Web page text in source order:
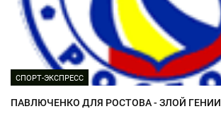
СПОРТ-ЭКСПРЕСС
ПАВЛЮЧЕНКО ДЛЯ РОСТОВА - ЗЛОЙ ГЕНИИ